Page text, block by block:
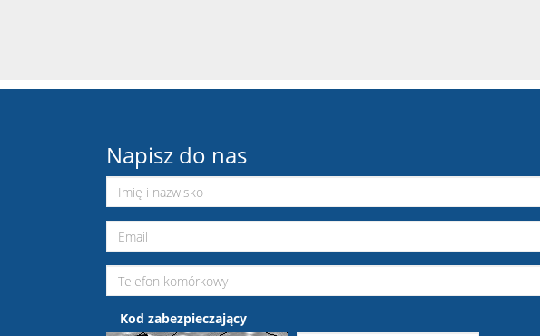
Napisz do nas
Kod zabezpieczający